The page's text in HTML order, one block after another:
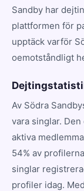
Sandby har
plattformen för
upptäck varför
oemotståndligt
Av Södra
vara singlar.
aktiva
54% av
singlar
profiler idag.